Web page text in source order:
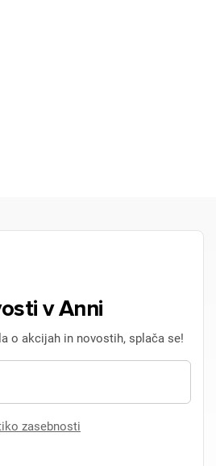
v Anni
o akcijah in novostih, splača se!
zasebnosti